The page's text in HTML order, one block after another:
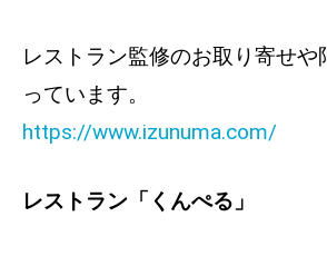
レストラン監修のお取り寄せや
っています。
https://www.izunuma.com/
レストラン「くんぺる」